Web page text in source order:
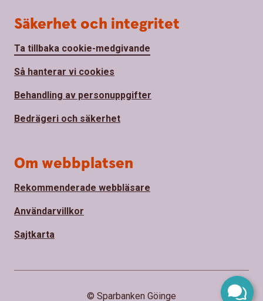
Säkerhet och integritet
Ta tillbaka cookie-medgivande
Så hanterar vi cookies
Behandling av personuppgifter
Bedrägeri och säkerhet
Om webbplatsen
Rekommenderade webbläsare
Användarvillkor
Sajtkarta
© Sparbanken Göinge